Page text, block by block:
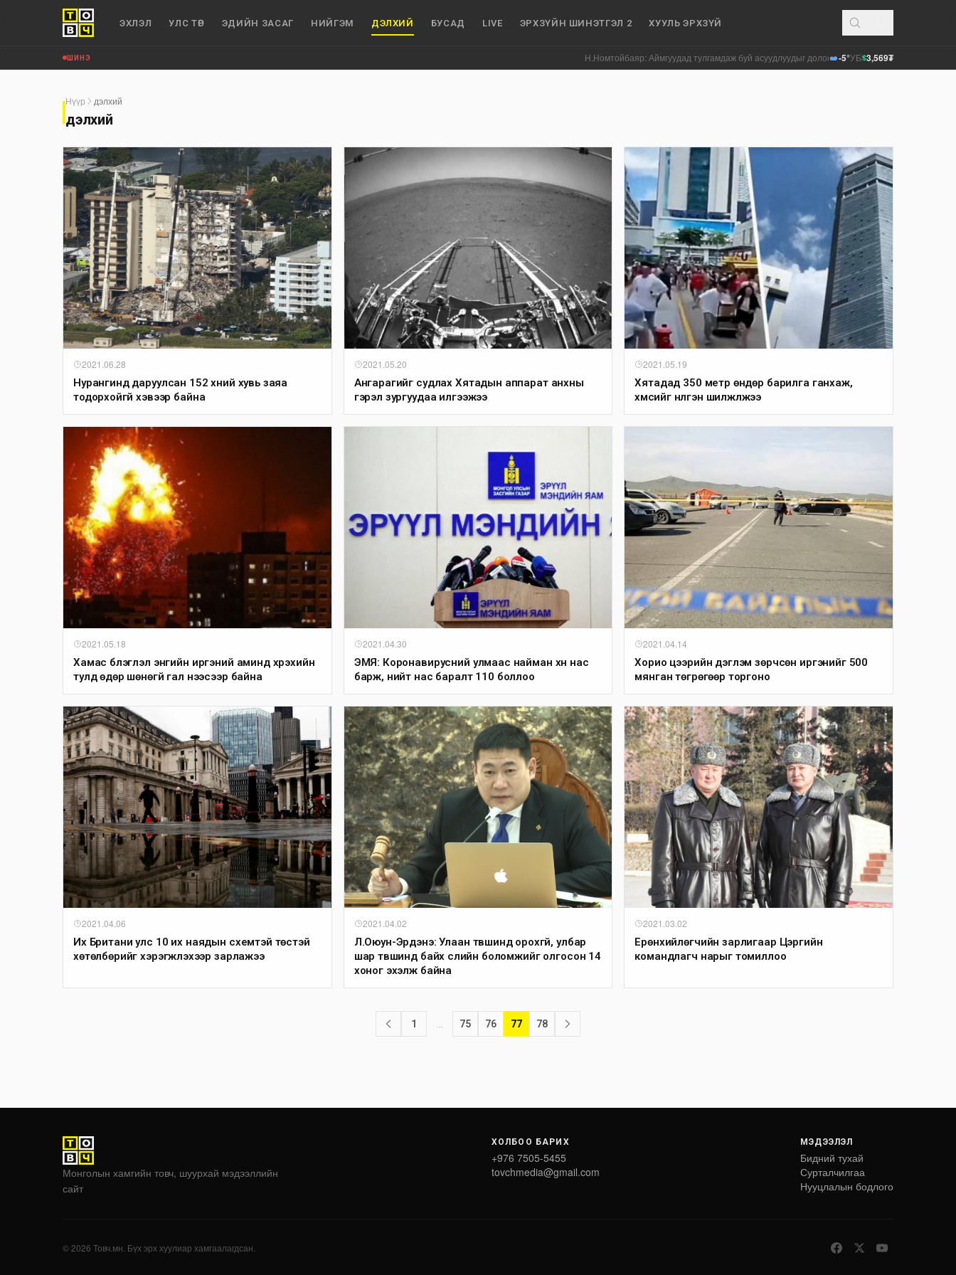
ЭХЛЭЛ УЛС ТӨР ЭДИЙН ЗАСАГ НИЙГЭМ ДЭЛХИЙ БУСАД LIVE ЭРХЗҮЙН ШИНЭТГЭЛ 2 ХУУЛЬ ЭРХЗҮЙ
ШИНЭ Н.Номтойбаяр: Аймгуудад тулгамдаж буй асуудлуудыг долоо хоног бүр Засгийн газрын
-5°УБ$3,569₮
Нүүр дэлхий
дэлхий
2021.06.28
Нурангинд даруулсан 152 хүний хувь заяа
тодорхойгүй хэвээр байна
2021.05.20
Ангарагийг судлах Хятадын аппарат анхны
гэрэл зургуудаа илгээжээ
2021.05.19
Хятадад 350 метр өндөр барилга ганхаж,
хүмүүсийг нүүлгэн шилжүүлжээ
2021.05.18
Хамас бүлэглэл энгийн иргэний аминд хүрэхийн
тулд өдөр шөнөгүй гал нээсээр байна
2021.04.30
ЭМЯ: Коронавирусний улмаас найман хүн нас
барж, нийт нас баралт 110 боллоо
2021.04.14
Хорио цээрийн дэглэм зөрчсөн иргэнийг 500
мянган төгрөгөөр торгоно
2021.04.06
Их Британи улс 10 их наядын схемтэй төстэй
хөтөлбөрийг хэрэгжүүлэхээр зарлажээ
2021.04.02
Л.Оюун-Эрдэнэ: Улаан түвшинд орохгүй, улбар
шар түвшинд байх сүүлийн боломжийг олгосон 14
хоног эхэлж байна
2021.03.02
Ерөнхийлөгчийн зарлигаар Цэргийн
командлагч нарыг томиллоо
1 75 76 77 78
Монголын хамгийн товч, шуурхай мэдээллийн
сайт
ХОЛБОО БАРИХ
+976 7505-5455
tovchmedia@gmail.com
МЭДЭЭЛЭЛ
Бидний тухай
Сурталчилгаа
Нууцлалын бодлого
© 2026 Товч.мн. Бүх эрх хуулиар хамгаалагдсан.